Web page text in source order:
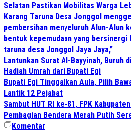
Selatan Pastikan Mobilitas Warga
Karang Taruna Desa Jonggol
pembersihan menyeluruh Alun-Alun
bentuk kepemudaan yang bersinergi
taruna desa Jonggol Jaya Jaya,”
Lantunkan Surat Al-Bayyinah, Buruh
Hadiah Umrah dari Bupati Egi
Bupati Egi Tinggalkan Aula, Pilih
Lantik 12 Pejabat
Sambut HUT RI ke-81, FPK
Pembagian Bendera Merah Putih
Komentar